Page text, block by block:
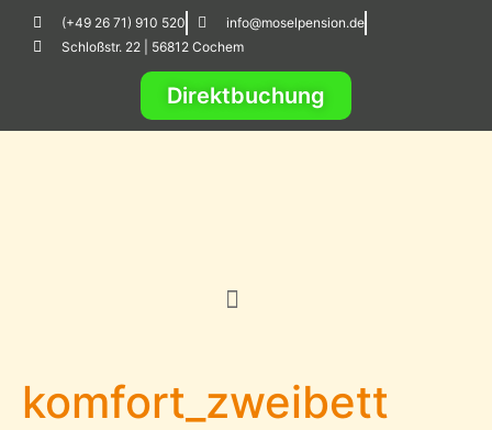
(+49 26 71) 910 520
info@moselpension.de
Schloßstr. 22 | 56812 Cochem
Direktbuchung
komfort_zweibett